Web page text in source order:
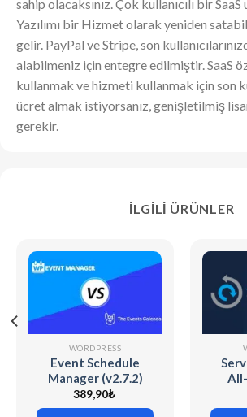
sahip olacaksınız. Çok kullanıcılı bir SaaS
Yazılımı bir Hizmet olarak yeniden
gelir. PayPal ve Stripe, son
alabilmeniz için entegre edilmiştir. SaaS
kullanmak ve hizmeti kullanmak için son
ücret almak istiyorsanız, genişletilmiş
gerekir.
İLGILI ÜRÜNLER
WORDPRESS
Event Schedule
Manager (v2.7.2)
The Events
Calendar
389,90₺